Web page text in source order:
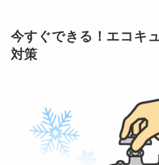
今すぐできる！エコキ
対策